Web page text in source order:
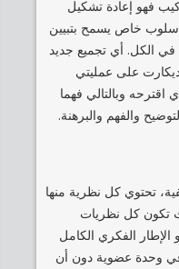
فهو إعادة تشكيل
خاص يسمح بتبيين
الكل. أي تجميع جديد
ديكارت على عمليتي
وبالتالي فهما
والفهم والبرهنة.
تحتوي كل نظرية منها
تكون كل نظريات
الفكري الكامل
وحدة عضوية دون أن